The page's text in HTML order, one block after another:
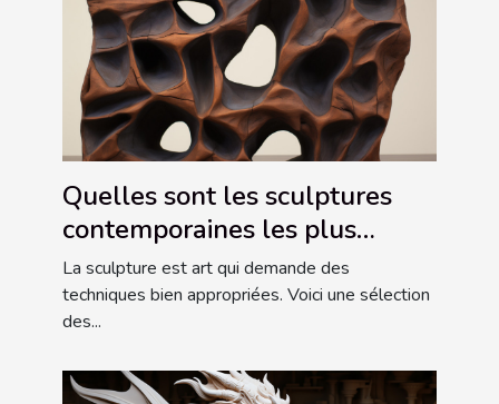
Quelles sont les sculptures
contemporaines les plus
connues ?
La sculpture est art qui demande des
techniques bien appropriées. Voici une sélection
des...